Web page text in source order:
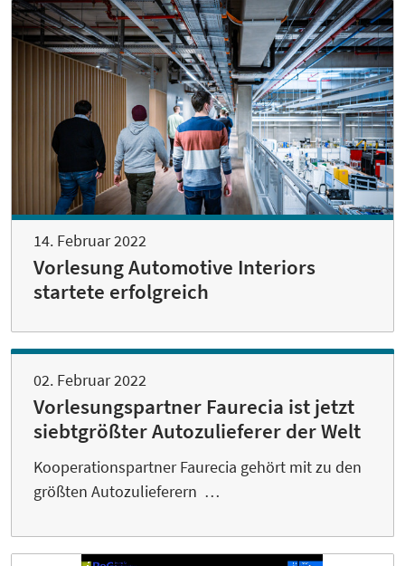
14. Februar 2022
Vorlesung Automotive Interiors
startete erfolgreich
02. Februar 2022
Vorlesungspartner Faurecia ist jetzt
siebtgrößter Autozulieferer der Welt
Kooperationspartner Faurecia gehört mit zu den
größten Autozulieferern …